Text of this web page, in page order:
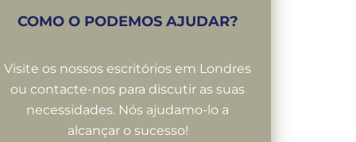
COMO O PODEMOS AJUDAR?
Visite os nossos escritórios em Londres
ou contacte-nos para discutir as suas
necessidades. Nós ajudamo-lo a
alcançar o sucesso!